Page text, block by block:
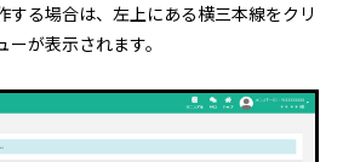
する場合は、左上にある横三本線をクリ
が表示されます。